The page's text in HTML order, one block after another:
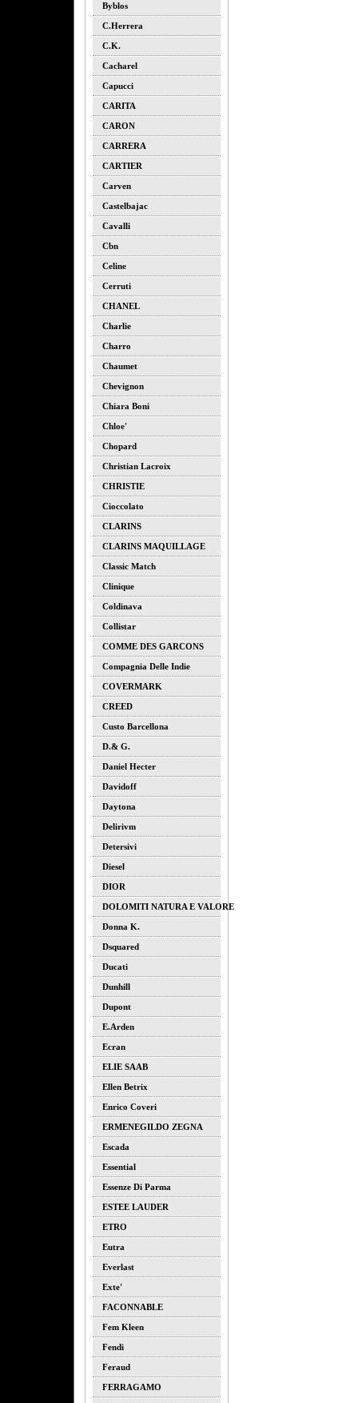
Byblos
C.herrera
C.k.
Cacharel
Capucci
CARITA
CARON
CARRERA
CARTIER
Carven
Castelbajac
Cavalli
Cbn
Celine
Cerruti
CHANEL
Charlie
Charro
Chaumet
Chevignon
Chiara Boni
Chloe'
Chopard
Christian Lacroix
CHRISTIE
Cioccolato
CLARINS
CLARINS MAQUILLAGE
Classic Match
Clinique
Coldinava
Collistar
COMME DES GARCONS
Compagnia Delle Indie
COVERMARK
CREED
Custo Barcellona
D.& G.
Daniel Hecter
Davidoff
Daytona
Delirivm
Detersivi
Diesel
DIOR
DOLOMITI NATURA E VALORE
Donna K.
Dsquared
Ducati
Dunhill
Dupont
E.arden
Ecran
ELIE SAAB
Ellen Betrix
Enrico Coveri
ERMENEGILDO ZEGNA
Escada
Essential
Essenze Di Parma
ESTEE LAUDER
ETRO
Eutra
Everlast
Exte'
FACONNABLE
Fem Kleen
Fendi
Feraud
FERRAGAMO